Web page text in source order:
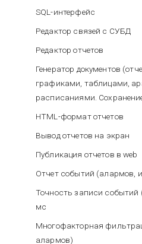
SQL-интерфейс
Редактор связей с СУБД
Редактор отчетов
Генератор документов
графиками, таблицами,
расписаниями.
HTML-формат отчетов
Вывод отчетов на экран
Публикация отчетов в web
Отчет событий (алармов,
Точность записи событий
мс
Многофакторная фильтрация событий
алармов)